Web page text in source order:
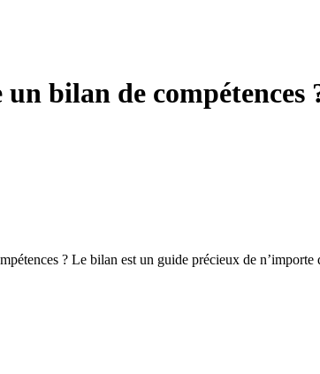
bilan de compétences
? Le bilan est un guide précieux de